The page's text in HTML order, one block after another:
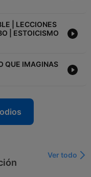
| LECCIONES
| ESTOICISMO
QUE IMAGINAS
Ver todo